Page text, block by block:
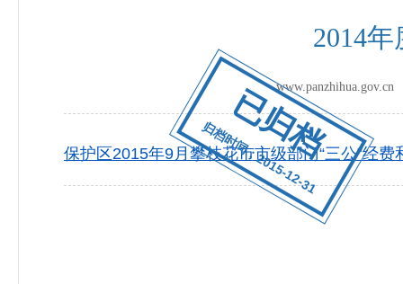
已归档
归档时间：2015-12-31
2014
保护区2015年9月攀枝花市市级部门“三公”经